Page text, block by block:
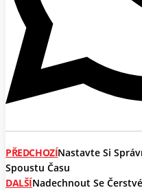
PŘEDCHOZÍNastavte Si
Spoustu Času
DALŠÍNadechnout Se